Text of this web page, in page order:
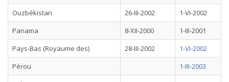
Ouzbékistan
26-III-2002
1-VI-2002
Panama
8-XII-2000
1-III-2001
Pays-Bas (Royaume des)
28-III-2002
1-VI-2002
Pérou
1-III-2003